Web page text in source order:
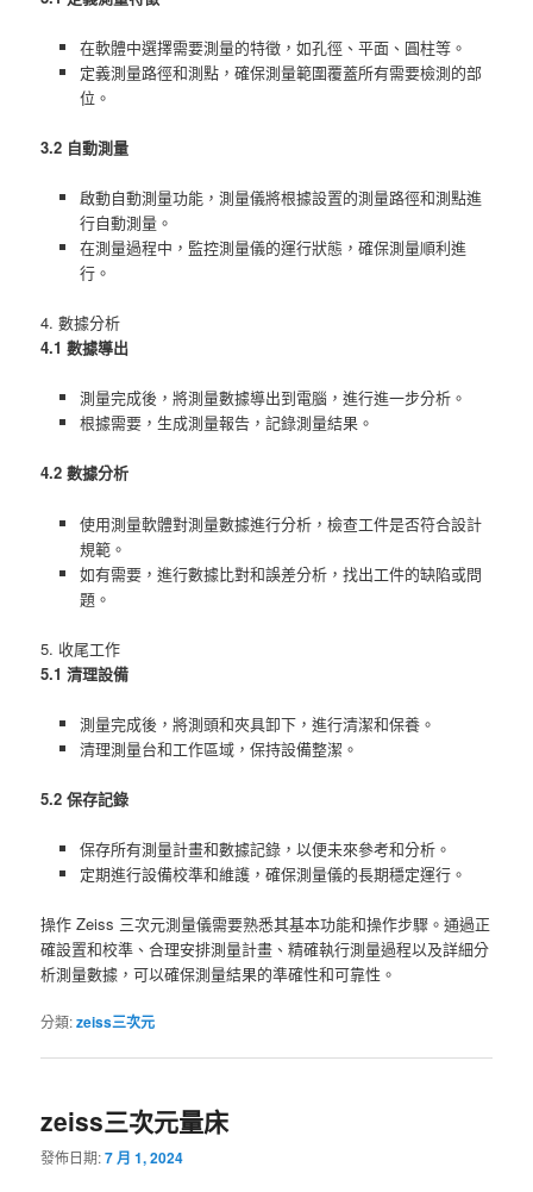
在軟體中選擇需要測量的特徵，如孔徑、平面、圓柱等。
定義測量路徑和測點，確保測量範圍覆蓋所有需要檢測的部
位。
3.2 自動測量
啟動自動測量功能，測量儀將根據設置的測量路徑和測點進
行自動測量。
在測量過程中，監控測量儀的運行狀態，確保測量順利進
行。
4. 數據分析
4.1 數據導出
測量完成後，將測量數據導出到電腦，進行進一步分析。
根據需要，生成測量報告，記錄測量結果。
4.2 數據分析
使用測量軟體對測量數據進行分析，檢查工件是否符合設計
規範。
如有需要，進行數據比對和誤差分析，找出工件的缺陷或問
題。
5. 收尾工作
5.1 清理設備
測量完成後，將測頭和夾具卸下，進行清潔和保養。
清理測量台和工作區域，保持設備整潔。
5.2 保存記錄
保存所有測量計畫和數據記錄，以便未來參考和分析。
定期進行設備校準和維護，確保測量儀的長期穩定運行。
操作 Zeiss 三次元測量儀需要熟悉其基本功能和操作步驟。通過正
確設置和校準、合理安排測量計畫、精確執行測量過程以及詳細分
析測量數據，可以確保測量結果的準確性和可靠性。
分類:zeiss三次元
zeiss三次元量床
發佈日期:7 月 1, 2024